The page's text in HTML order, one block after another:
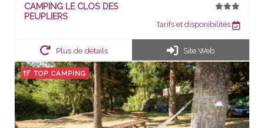
CAMPING LE CLOS DES
PEUPLIERS
Tarifs et disponibilités
Plus de détails Site Web
TOP CAMPING